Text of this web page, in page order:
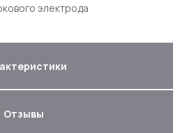
электрода
Отзывы